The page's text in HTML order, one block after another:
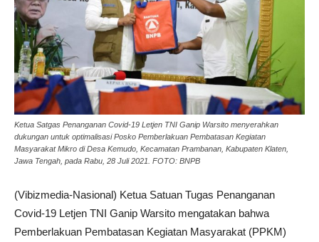
Ketua Satgas Penanganan Covid-19 Letjen TNI Ganip Warsito menyerahkan
dukungan untuk optimalisasi Posko Pemberlakuan Pembatasan Kegiatan
Masyarakat Mikro di Desa Kemudo, Kecamatan Prambanan, Kabupaten Klaten,
Jawa Tengah, pada Rabu, 28 Juli 2021. FOTO: BNPB
(Vibizmedia-Nasional) Ketua Satuan Tugas Penanganan
Covid-19 Letjen TNI Ganip Warsito mengatakan bahwa
Pemberlakuan Pembatasan Kegiatan Masyarakat (PPKM)